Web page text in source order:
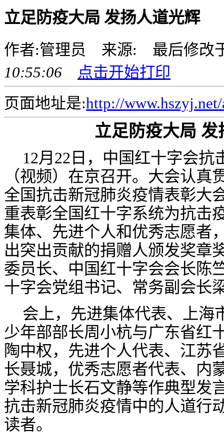
立足防疫大局 发扬人道光辉
作者:管理员 来源: 最后修改
10:55:06
点击开始打印
页面地址是:http://
立足防疫大局 发
12月22日，中国红十字会
（视频）在京召开。大会认真
全国抗击新冠肺炎疫情表彰大
重表彰全国红十字系统为抗击
集体、先进个人和优秀志愿者
出突出贡献的捐赠人颁发奖章
委员长、中国红十字会会长陈
十字会党组书记、常务副会长
会上，先进集体代表、上海
少年部部长周小杭与广东省红
陶中权，先进个人代表、江苏
长聂城，优秀志愿者代表、内
学科护士长石文静等作典型发
抗击新冠肺炎疫情中的人道行
读者。